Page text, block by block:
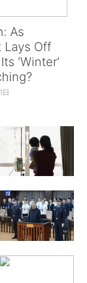
As
Lays Off
‘Winter’